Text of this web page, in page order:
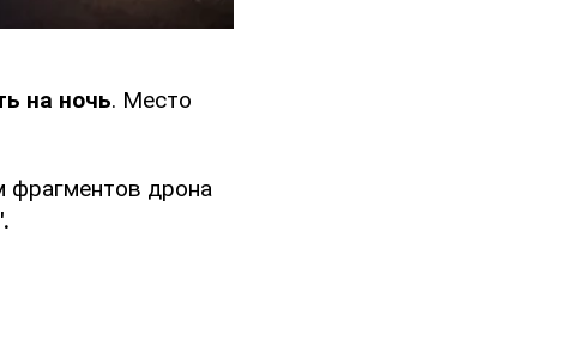
на ночь. Место
фрагментов дрона